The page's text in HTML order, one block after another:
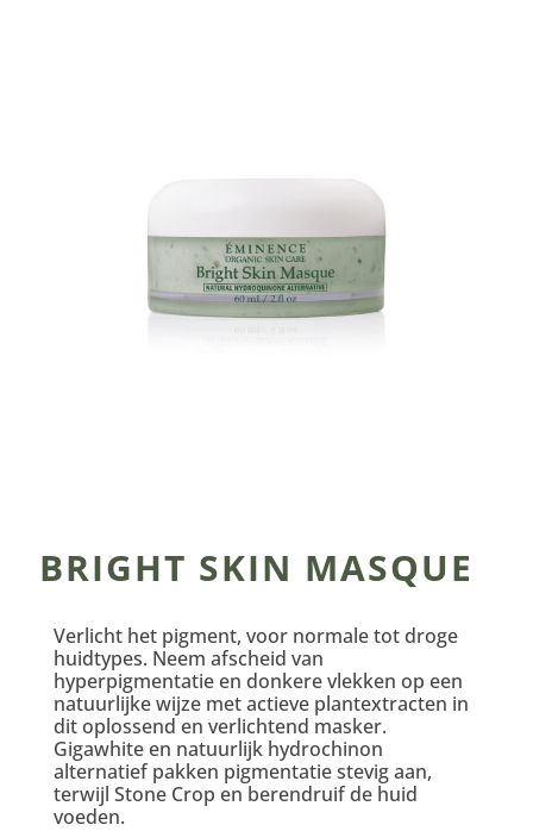
BRIGHT SKIN MASQUE
Verlicht het pigment, voor normale tot droge
huidtypes. Neem afscheid van
hyperpigmentatie en donkere vlekken op een
natuurlijke wijze met actieve plantextracten in
dit oplossend en verlichtend masker.
Gigawhite en natuurlijk hydrochinon
alternatief pakken pigmentatie stevig aan,
terwijl Stone Crop en berendruif de huid
voeden.